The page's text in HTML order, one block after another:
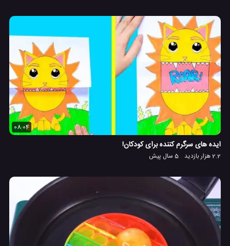
08:04
ایده های سرگرم کننده برای کودکان!
2.2 هزار بازدید 5 سال پیش